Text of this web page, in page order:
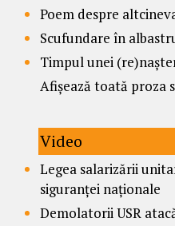
Poem despre
Scufundare în
Timpul unei
Afișează toată proza
Video
Legea salarizării
siguranței naționale
Demolatorii USR